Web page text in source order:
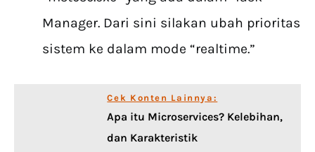
Manager. Dari sini silakan ubah prioritas
sistem ke dalam mode “realtime.”
Cek Konten Lainnya:
Apa itu Microservices? Kelebihan,
dan Karakteristik